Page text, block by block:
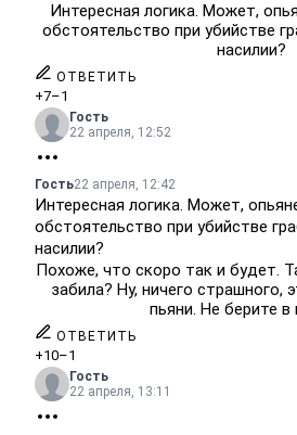
Интересная логика. Может,
обстоятельство при убийстве
насилии?
ОТВЕТИТЬ
+7–1
Гость
22 апреля, 12:52
Гость22 апреля, 12:42
Интересная логика. Может,
обстоятельство при убийстве
насилии?
Похоже, что скоро так и будет.
забила? Ну, ничего страшного,
пьяни. Не берите в
ОТВЕТИТЬ
+10–1
Гость
22 апреля, 13:11